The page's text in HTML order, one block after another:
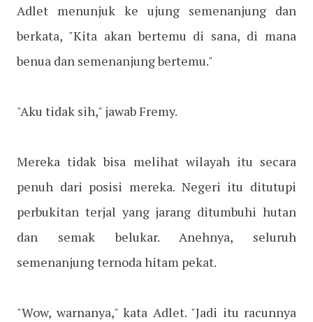
Adlet menunjuk ke ujung semenanjung dan
berkata, "Kita akan bertemu di sana, di mana
benua dan semenanjung bertemu."
"Aku tidak sih," jawab Fremy.
Mereka tidak bisa melihat wilayah itu secara
penuh dari posisi mereka. Negeri itu ditutupi
perbukitan terjal yang jarang ditumbuhi hutan
dan semak belukar. Anehnya, seluruh
semenanjung ternoda hitam pekat.
"Wow, warnanya," kata Adlet. "Jadi itu racunnya